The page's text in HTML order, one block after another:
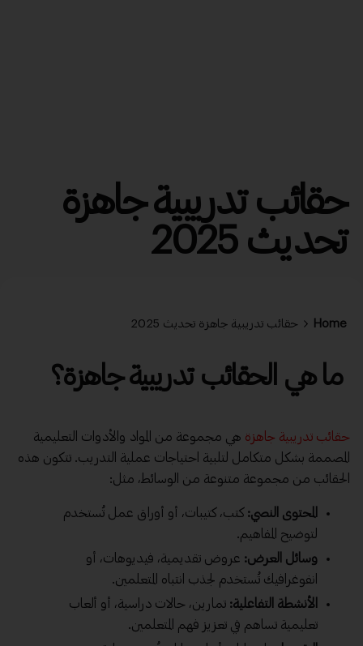
حقائب تدريبية جاهزة
تحديث 2025
Home حقائب تدريبية جاهزة تحديث 2025
ما هي الحقائب تدريبية جاهزة؟
حقائب تدريبية جاهزة هي مجموعة من المواد والأدوات التعليمية
المصممة بشكل متكامل لتلبية احتياجات عملية التدريب. تتكون هذه
الحقائب من مجموعة متنوعة من الوسائط، مثل:
المحتوى النصي: كتب، كتيبات، أو أوراق عمل تُستخدم
لتوضيح المفاهيم.
وسائل العرض: عروض تقديمية، فيديوهات، أو
انفوغرافيك تُستخدم لجذب انتباه المتعلمين.
الأنشطة التفاعلية: تمارين، حالات دراسية، أو ألعاب
تعليمية تساهم في تعزيز فهم المتعلمين.